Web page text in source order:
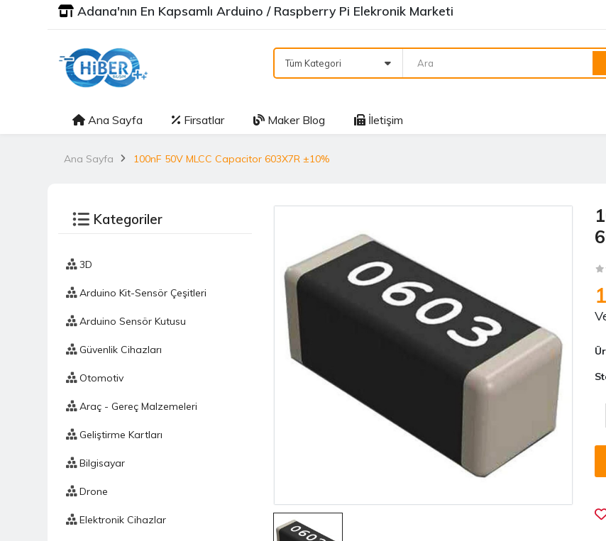
Adana'nın En Kapsamlı Arduino / Raspberry Pi Elekronik Marketi
Tüm Kategori
Ana Sayfa Firsatlar Maker Blog İletişim
Ana Sayfa 100nF 50V MLCC Capacitor 603X7R ±10%
Kategoriler
3D
Arduino Kit-Sensör Çeşitleri
Arduino Sensör Kutusu
Güvenlik Cihazları
Otomotiv
Araç - Gereç Malzemeleri
Geliştirme Kartları
Bilgisayar
Drone
Elektronik Cihazlar